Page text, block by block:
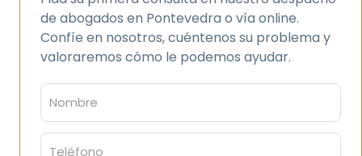
de abogados en Pontevedra o vía online.
Confíe en nosotros, cuéntenos su problema y
valoraremos cómo le podemos ayudar.